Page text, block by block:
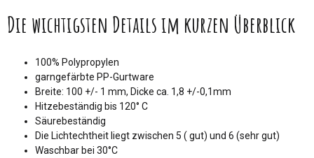
Die wichtigsten Details im kurzen Überblick
100% Polypropylen
garngefärbte PP-Gurtware
Breite: 100 +/- 1 mm, Dicke ca. 1,8 +/-0,1mm
Hitzebeständig bis 120° C
Säurebeständig
Die Lichtechtheit liegt zwischen 5 ( gut) und 6 (sehr gut)
Waschbar bei 30°C